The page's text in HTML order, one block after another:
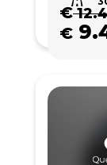
€
€